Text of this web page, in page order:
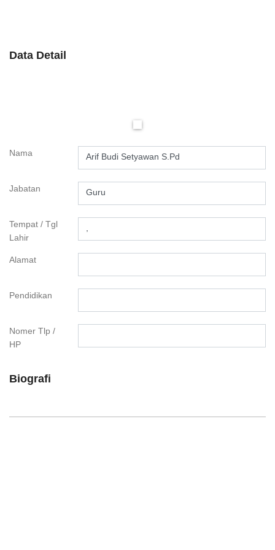
Data Detail
Nama Arif Budi Setyawan S.Pd
Jabatan Guru
Tempat / Tgl
Lahir
Alamat
Pendidikan
Nomer Tlp /
HP
Biografi